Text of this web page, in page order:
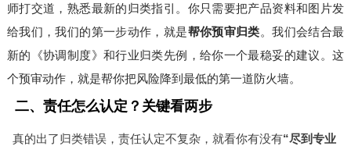
师打交道，熟悉最新的归类指引。你只需要把产品资料和图片发
给我们，我们的第一步动作，就是帮你预审归类。我们会结合最
新的《协调制度》和行业归类先例，给你一个最稳妥的建议。这
个预审动作，就是帮你把风险降到最低的第一道防火墙。
二、责任怎么认定？关键看两步
真的出了归类错误，责任认定不复杂，就看你有没有“尽到专业